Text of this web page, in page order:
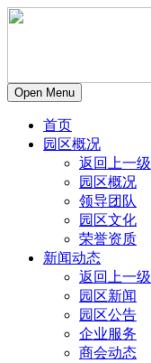
Open Menu
首页
园区概况
返回上一级
园区概况
领导团队
园区文化
荣誉资质
新闻动态
返回上一级
园区新闻
园区公告
企业服务
商会动态